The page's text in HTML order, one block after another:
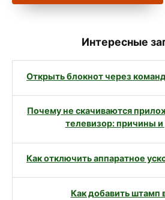
Интересные
Открыть блокнот через
Почему не скачиваются
телевизор: причины
Как отключить аппаратное
Как добавить штамп